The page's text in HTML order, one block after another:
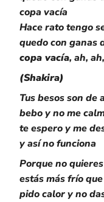
copa vacía
Hace rato tengo
quedo con ganas
copa vacía, ah,
(Shakira)
Tus besos son de
bebo y no me
te espero y me
y así no funciona
Porque no
estás más frío
pido calor y no